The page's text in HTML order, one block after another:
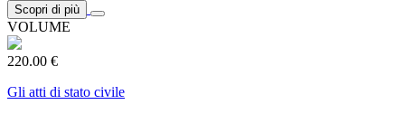
Scopri di più
VOLUME
220.00 €
Gli atti di stato civile